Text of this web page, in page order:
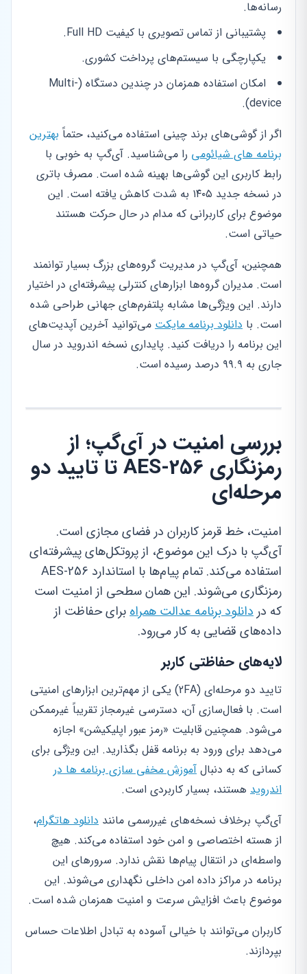
رسانه‌ها.
پشتیبانی از تماس تصویری با کیفیت Full HD.
یکپارچگی با سیستم‌های پرداخت کشوری.
امکان استفاده همزمان در چندین دستگاه (Multi-
device).
اگر از گوشی‌های برند چینی استفاده می‌کنید، حتماً بهترین
برنامه های شیائومی را می‌شناسید. آی‌گپ به خوبی با
رابط کاربری این گوشی‌ها بهینه شده است. مصرف باتری
در نسخه جدید ۱۴۰۵ به شدت کاهش یافته است. این
موضوع برای کاربرانی که مدام در حال حرکت هستند
حیاتی است.
همچنین، آی‌گپ در مدیریت گروه‌های بزرگ بسیار توانمند
است. مدیران گروه‌ها ابزارهای کنترلی پیشرفته‌ای در اختیار
دارند. این ویژگی‌ها مشابه پلتفرم‌های جهانی طراحی شده
است. با دانلود برنامه مایکت می‌توانید آخرین آپدیت‌های
این برنامه را دریافت کنید. پایداری نسخه اندروید در سال
جاری به ۹۹.۹ درصد رسیده است.
بررسی امنیت در آی‌گپ؛ از
رمزنگاری AES-256 تا تایید دو
مرحله‌ای
امنیت، خط قرمز کاربران در فضای مجازی است.
آی‌گپ با درک این موضوع، از پروتکل‌های پیشرفته‌ای
استفاده می‌کند. تمام پیام‌ها با استاندارد AES-256
رمزنگاری می‌شوند. این همان سطحی از امنیت است
که در دانلود برنامه عدالت همراهبرای حفاظت از
داده‌های قضایی به کار می‌رود.
لایه‌های حفاظتی کاربر
تایید دو مرحله‌ای (2FA) یکی از مهم‌ترین ابزارهای امنیتی
است. با فعال‌سازی آن، دسترسی غیرمجاز تقریباً غیرممکن
می‌شود. همچنین قابلیت «رمز عبور اپلیکیشن» اجازه
می‌دهد برای ورود به برنامه قفل بگذارید. این ویژگی برای
کسانی که به دنبال آموزش مخفی سازی برنامه ها در
اندروید هستند، بسیار کاربردی است.
آی‌گپ برخلاف نسخه‌های غیررسمی مانند دانلود هاتگرام،
از هسته اختصاصی و امن خود استفاده می‌کند. هیچ
واسطه‌ای در انتقال پیام‌ها نقش ندارد. سرورهای این
برنامه در مراکز داده امن داخلی نگهداری می‌شوند. این
موضوع باعث افزایش سرعت و امنیت همزمان شده است.
کاربران می‌توانند با خیالی آسوده به تبادل اطلاعات حساس
بپردازند.